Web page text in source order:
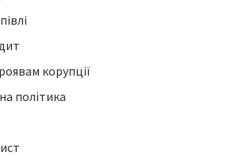
корупції
політика